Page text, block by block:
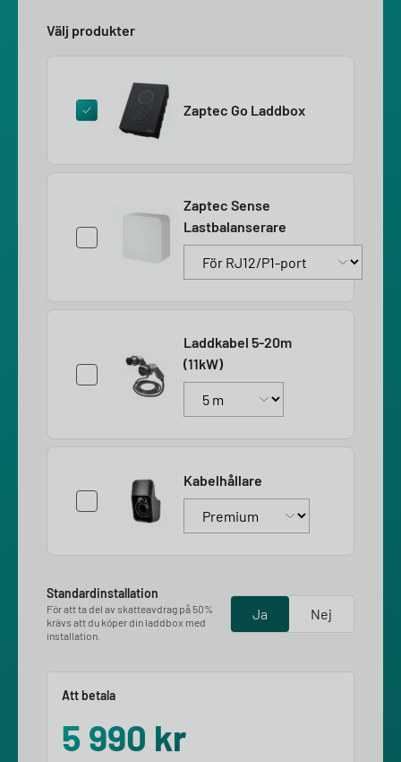
Välj produkter
Zaptec Go Laddbox
Zaptec Sense
Lastbalanserare
Laddkabel 5-20m
(11kW)
Kabelhållare
Standardinstallation
För att ta del av skatteavdrag på 50%
krävs att du köper din laddbox med
installation.
Ja Nej
Att betala
5 990 kr